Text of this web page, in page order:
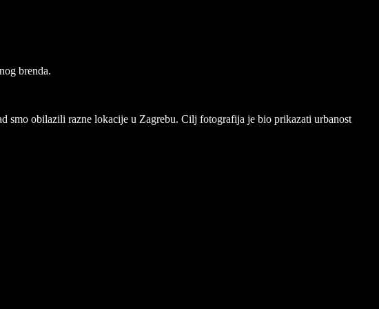
brenda.
smo obilazili razne lokacije u Zagrebu. Cilj fotografija je bio prikazati urbanost